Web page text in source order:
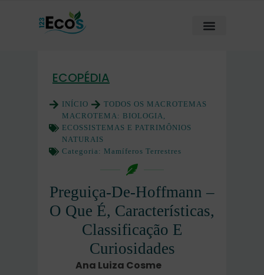
ECOPÉDIA
INÍCIO
TODOS OS MACROTEMAS
MACROTEMA: BIOLOGIA,
ECOSSISTEMAS E PATRIMÔNIOS
NATURAIS
Categoria: Mamíferos Terrestres
Preguiça-De-Hoffmann –
O Que É, Características,
Classificação E
Curiosidades
Ana Luiza Cosme